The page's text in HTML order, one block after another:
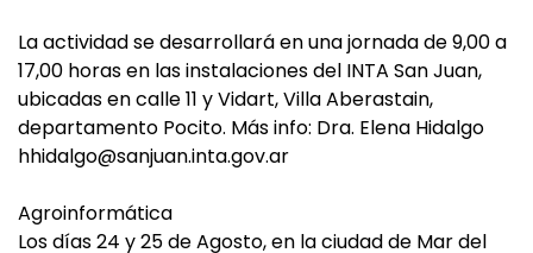
La actividad se desarrollará en una jornada de 9,00 a
17,00 horas en las instalaciones del INTA San Juan,
ubicadas en calle 11 y Vidart, Villa Aberastain,
departamento Pocito. Más info: Dra. Elena Hidalgo
hhidalgo@sanjuan.inta.gov.ar
Agroinformática
Los días 24 y 25 de Agosto, en la ciudad de Mar del